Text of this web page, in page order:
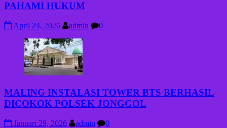
PAHAMI HUKUM
April 24, 2026 admin 0
MALING INSTALASI TOWER BTS BERHASIL
DICOKOK POLSEK JONGGOL
Januari 29, 2026 admin 0